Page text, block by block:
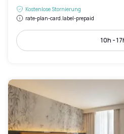
Kostenlose Stornierung
rate-plan-card.label-prepaid
10h -